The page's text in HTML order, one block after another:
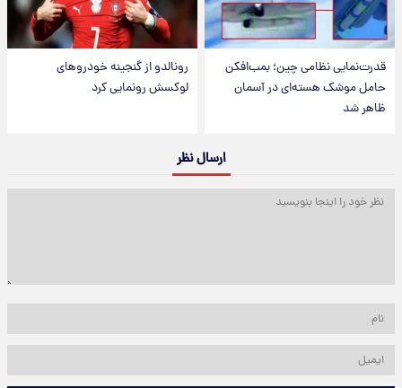
قدرت‌نمایی نظامی چین؛ بمب‌افکن
حامل موشک هسته‌ای در آسمان
ظاهر شد
رونالدو از گنجینه خودروهای
لوکسش رونمایی کرد
ارسال نظر